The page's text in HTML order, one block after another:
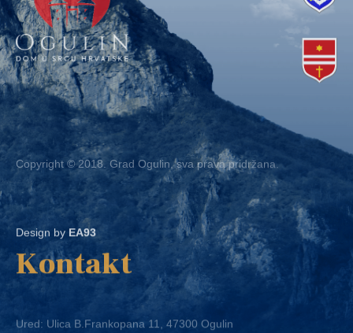
Copyright © 2018. Grad Ogulin, sva prava pridržana.
Design by EA93
Kontakt
Ured: Ulica B.Frankopana 11, 47300 Ogulin
Telefon:+ 385 47 522 612